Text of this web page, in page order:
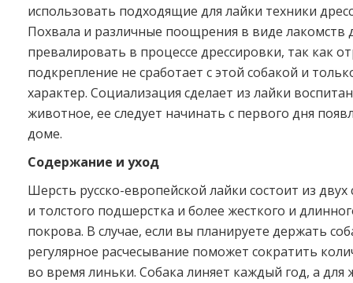
использовать подходящие для лайки техники
Похвала и различные поощрения в виде лакомств
превалировать в процессе дрессировки, так как
подкрепление не сработает с этой собакой и
характер. Социализация сделает из лайки
животное, ее следует начинать с первого дня
доме.
Содержание и уход
Шерсть русско-европейской лайки состоит из двух
и толстого подшерстка и более жесткого и
покрова. В случае, если вы планируете держать
регулярное расчесывание поможет сократить
во время линьки. Собака линяет каждый год, а для